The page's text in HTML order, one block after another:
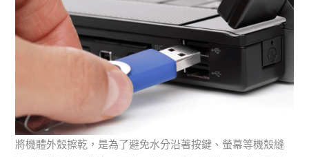
將機體外殼擦乾，是為了避免水分沿著按鍵、螢幕等機殼縫